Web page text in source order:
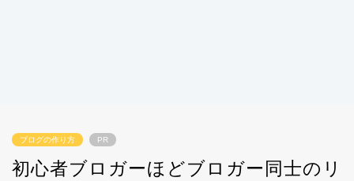
ブログの作り方 PR
初心者ブロガーほどブロガー同士のリ